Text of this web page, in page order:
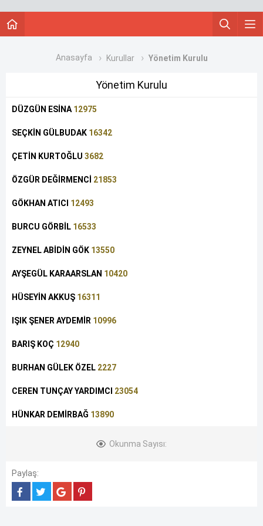
Anasayfa Kurullar Yönetim Kurulu
Yönetim Kurulu
DÜZGÜN ESİNA 12975
SEÇKİN GÜLBUDAK 16342
ÇETİN KURTOĞLU 3682
ÖZGÜR DEĞİRMENCİ 21853
GÖKHAN ATICI 12493
BURCU GÖRBİL 16533
ZEYNEL ABİDİN GÖK 13550
AYŞEGÜL KARAARSLAN 10420
HÜSEYİN AKKUŞ 16311
IŞIK ŞENER AYDEMİR 10996
BARIŞ KOÇ 12940
BURHAN GÜLEK ÖZEL 2227
CEREN TUNÇAY YARDIMCI 23054
HÜNKAR DEMİRBAĞ 13890
Okunma Sayısı:
Paylaş: